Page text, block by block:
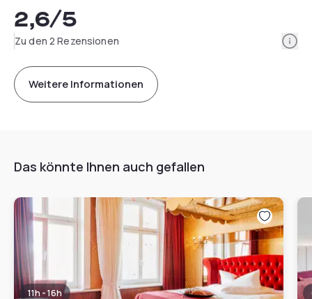
2,6/5
Zu den 2 Rezensionen
Weitere Informationen
Das könnte Ihnen auch gefallen
11h - 16h